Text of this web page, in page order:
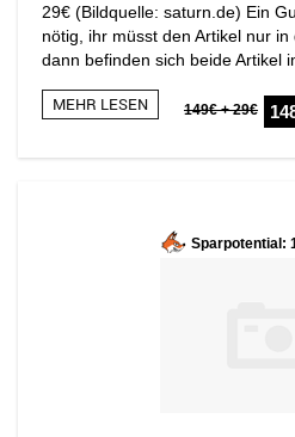
29€ (Bildquelle: saturn.de) Ein
nötig, ihr müsst den Artikel nur
dann befinden sich beide Artikel
MEHR LESEN 149€ + 29€
Sparpotential: